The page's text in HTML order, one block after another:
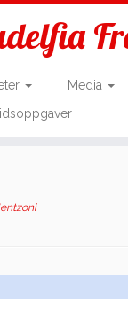
Media